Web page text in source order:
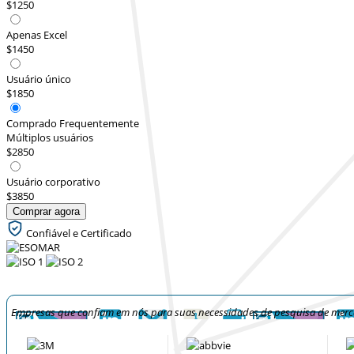
$1250
Apenas Excel
$1450
Usuário único
$1850
Comprado Frequentemente
Múltiplos usuários
$2850
Usuário corporativo
$3850
Comprar agora
Confiável e Certificado
Empresas que confiam em nós para suas necessidades de pesquisa de